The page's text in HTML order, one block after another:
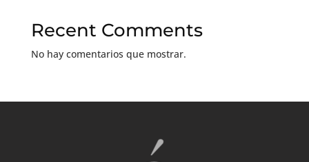
Recent Comments
No hay comentarios que mostrar.